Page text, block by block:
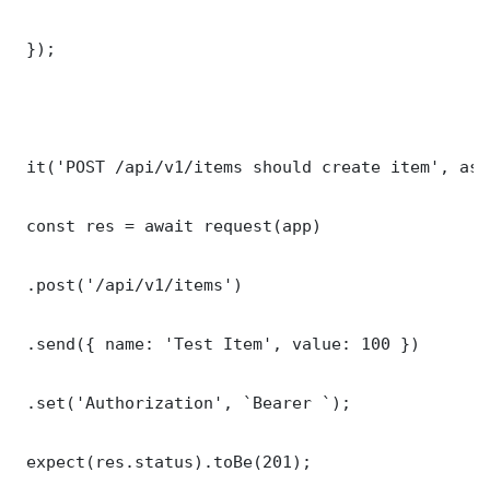
});
it('POST /api/v1/items should create item',
const res = await request(app)
.post('/api/v1/items')
.send({ name: 'Test Item', value: 100 })
.set('Authorization', `Bearer `);
expect(res.status).toBe(201);